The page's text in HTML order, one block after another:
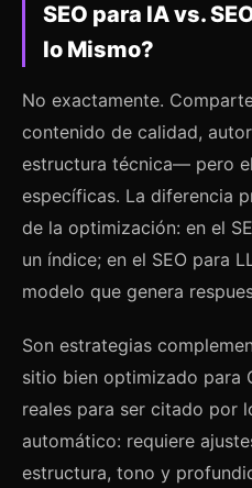
SEO para IA vs.
lo Mismo?
No exactamente.
contenido de calidad,
estructura técnica— pero
específicas. La diferencia
de la optimización: en el
un índice; en el SEO para
modelo que genera
Son estrategias
sitio bien optimizado para
reales para ser citado por
automático: requiere
estructura, tono y